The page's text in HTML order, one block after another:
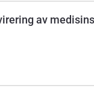
av